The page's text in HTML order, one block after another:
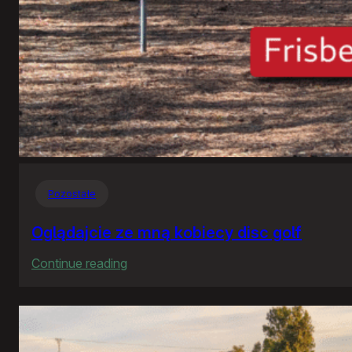
Pozostałe
Oglądajcie ze mną kobiecy disc golf
Continue reading
ze
kobiecy